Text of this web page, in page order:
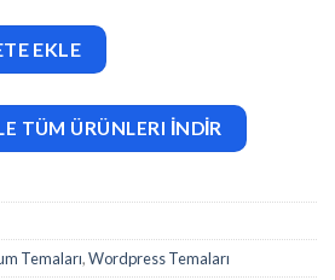
Theme adet
EKLE
TÜM ÜRÜNLERI İNDİR
Temaları,Wordpress Temaları